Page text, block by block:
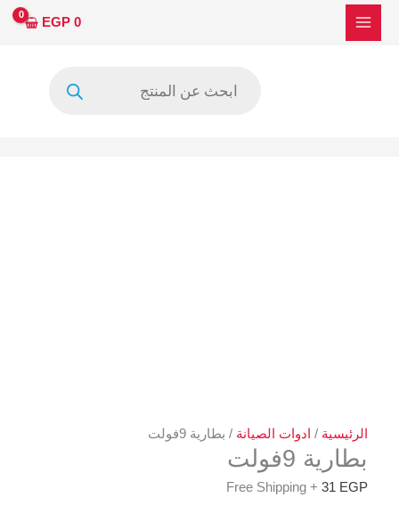
تخطي
0
EGP
الرئيسية / ادوات الصيانة / بطارية 9فولت
بطارية 9فولت
31 EGP
+ Free Shipping